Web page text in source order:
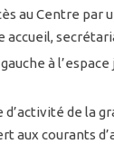
au Centre par
accueil,
à
d’activité de la
aux courants